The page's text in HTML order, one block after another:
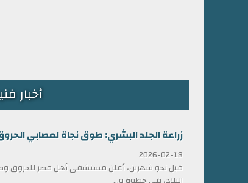
أخبار
زراعة الجلد البشري: طوق نجاة لمصابي
2026-02-18
قبل نحو شهرين، أعلن مستشفى أهل مصر للحروق